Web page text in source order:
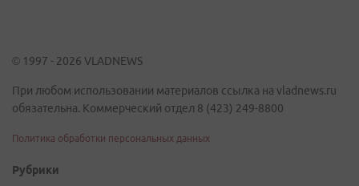
© 1997 - 2026 VLADNEWS
При любом использовании материалов ссылка на vladnews.ru
обязательна. Коммерческий отдел 8 (423) 249-8800
Политика обработки персональных данных
Рубрики